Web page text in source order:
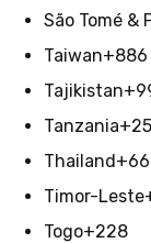
São Tomé &
Taiwan+886
Tajikistan
Tanzania
Thailand+66
Timor-Leste
Togo+228